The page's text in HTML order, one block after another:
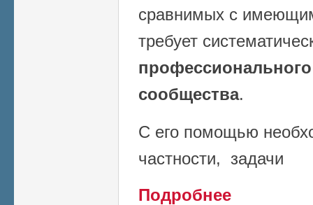
сравнимых с
требует
профессионального
сообщества.
С его помощью
частности, задачи
Подробнее